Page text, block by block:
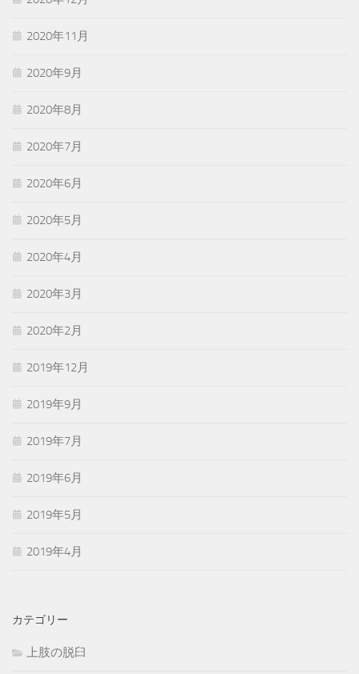
2020年11月
2020年9月
2020年8月
2020年7月
2020年6月
2020年5月
2020年4月
2020年3月
2020年2月
2019年12月
2019年9月
2019年7月
2019年6月
2019年5月
2019年4月
カテゴリー
上肢の脱臼